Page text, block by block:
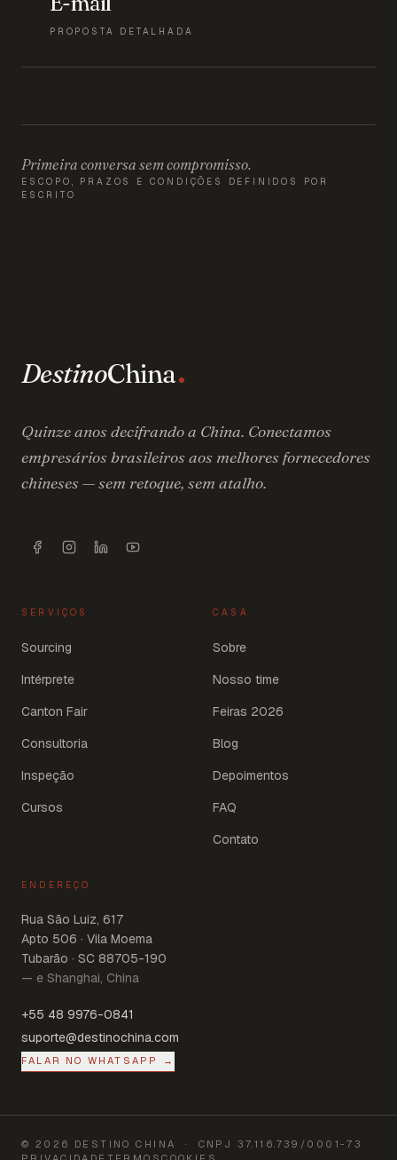
PROPOSTA DETALHADA
Primeira conversa sem compromisso.
ESCOPO, PRAZOS E CONDIÇÕES DEFINIDOS POR
ESCRITO
DestinoChina
Quinze anos decifrando a China. Conectamos
empresários brasileiros aos melhores fornecedores
chineses — sem retoque, sem atalho.
SERVIÇOS
Sourcing
Intérprete
Canton Fair
Consultoria
Inspeção
Cursos
CASA
Sobre
Nosso time
Feiras 2026
Blog
Depoimentos
FAQ
Contato
ENDEREÇO
Rua São Luiz, 617
Apto 506 · Vila Moema
Tubarão · SC 88705-190
— e Shanghai, China
+55 48 9976-0841
suporte@destinochina.com
FALAR NO WHATSAPP →
© 2026 DESTINO CHINA · CNPJ 37.116.739/0001-73